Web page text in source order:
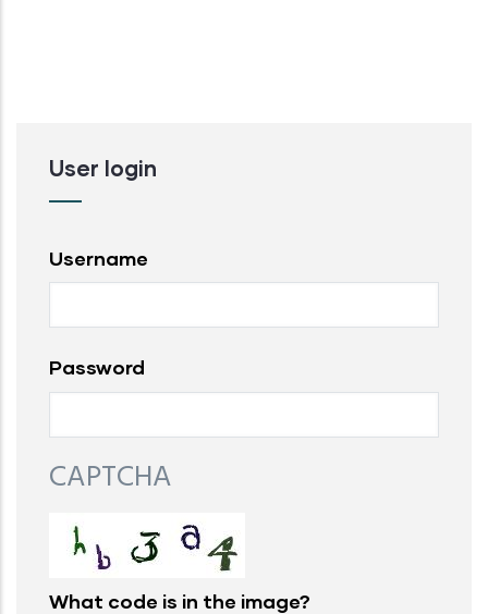
User login
Username
Password
CAPTCHA
What code is in the image?